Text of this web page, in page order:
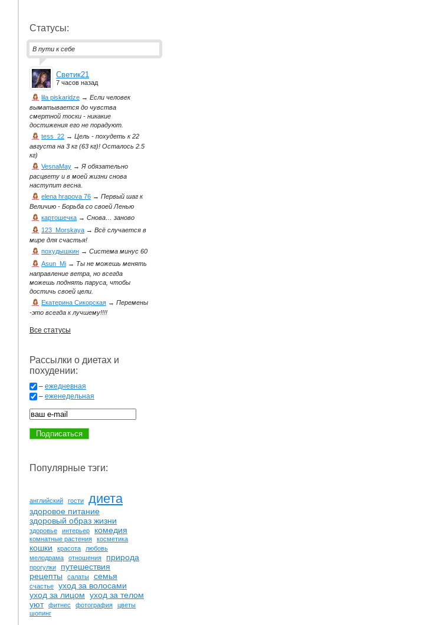
Статусы:
В пути к себе
Светик21
7 часов назад
lila piskaridze → Если человек
выматывается до чувства
смертной тоски - никакие
достижения его не порадуют.
tess_22 → Цель - похудеть к 22
августа на 3 кг (63 кг)! Осталось 2.5
кг)
VesnaMay →Я обязательно
расцвету и в моей жизни снова
наступит весна.
elena hrapova 76 → Первый шаг к
Величию - Борьба со своей Ленью
картошечка → Снова… заново
123_Morskaya → Всё случается в
мире для счастья!
похудышкин → Система минус 60
Asun_Mi → Ты не можешь менять
направление ветра, но всегда
можешь поднять паруса, чтобы
достичь своей цели.
Екатерина Сикорская → Перемены
-это всегда к лучшему!!!!
Все статусы
Рассылки о диетах и
похудении:
– ежедневная
– еженедельная
Популярные тэги:
английский гости диета
здоровое питание
здоровый образ жизни
здоровье интерьер комедия
комнатные растения косметика
кошки красота
любовь
мелодрама
отношения природа
прогулки
путешествия
рецепты
салаты семья
счастье
уход за волосами
уход за лицом уход за телом
уют
фитнес фотография
цветы
шопинг